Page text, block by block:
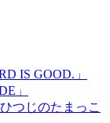
IS GOOD.」
」
つじのたまっこ